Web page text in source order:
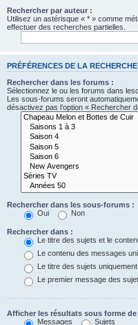
Rechercher par auteur :
Utilisez un astérisque « * » comme
effectuer des recherches partielles.
PRÉFÉRENCES DE LA RECHERCHE
Rechercher dans les forums :
Sélectionnez le ou les forums dans
Les sous-forums seront
désactivez pas l’option « Rechercher
Rechercher dans les sous-forums :
Oui
Non
Rechercher dans :
Le titre des sujets et le
Le contenu des messages
Le titre des sujets uniquement
Le premier message des
Afficher les résultats sous forme de
Messages
Sujets